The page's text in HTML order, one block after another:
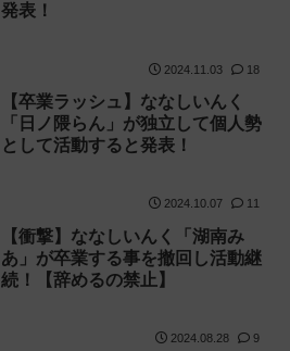
発表！
2024.11.03 18
【卒業ラッシュ】ななしいんく
「日ノ隈らん」が独立して個人勢
として活動すると発表！
2024.10.07 11
【衝撃】ななしいんく「湖南み
あ」が卒業する事を撤回し活動継
続！【辞めるの禁止】
2024.08.28 9